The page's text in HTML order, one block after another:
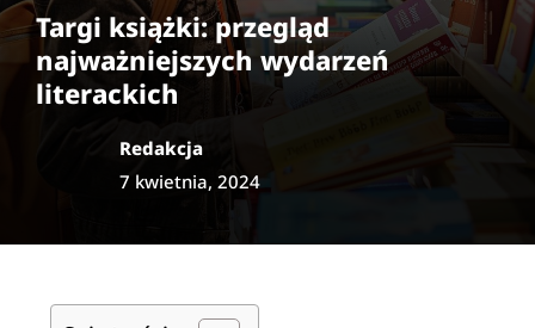
Targi książki: przegląd
najważniejszych wydarzeń
literackich
Redakcja
7 kwietnia, 2024